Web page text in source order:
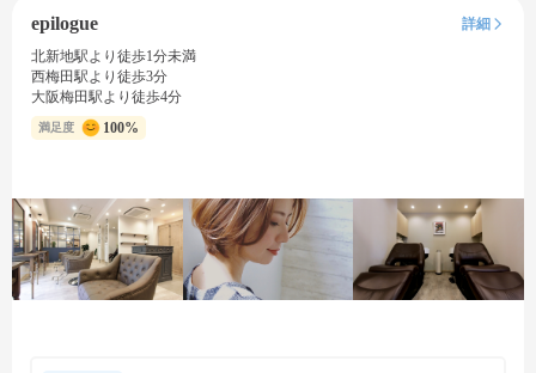
epilogue
詳細
北新地駅より徒歩1分未満
西梅田駅より徒歩3分
大阪梅田駅より徒歩4分
満足度 100%